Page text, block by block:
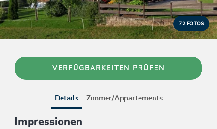
72 FOTOS
VERFÜGBARKEITEN PRÜFEN
Details Zimmer/Appartements
Impressionen